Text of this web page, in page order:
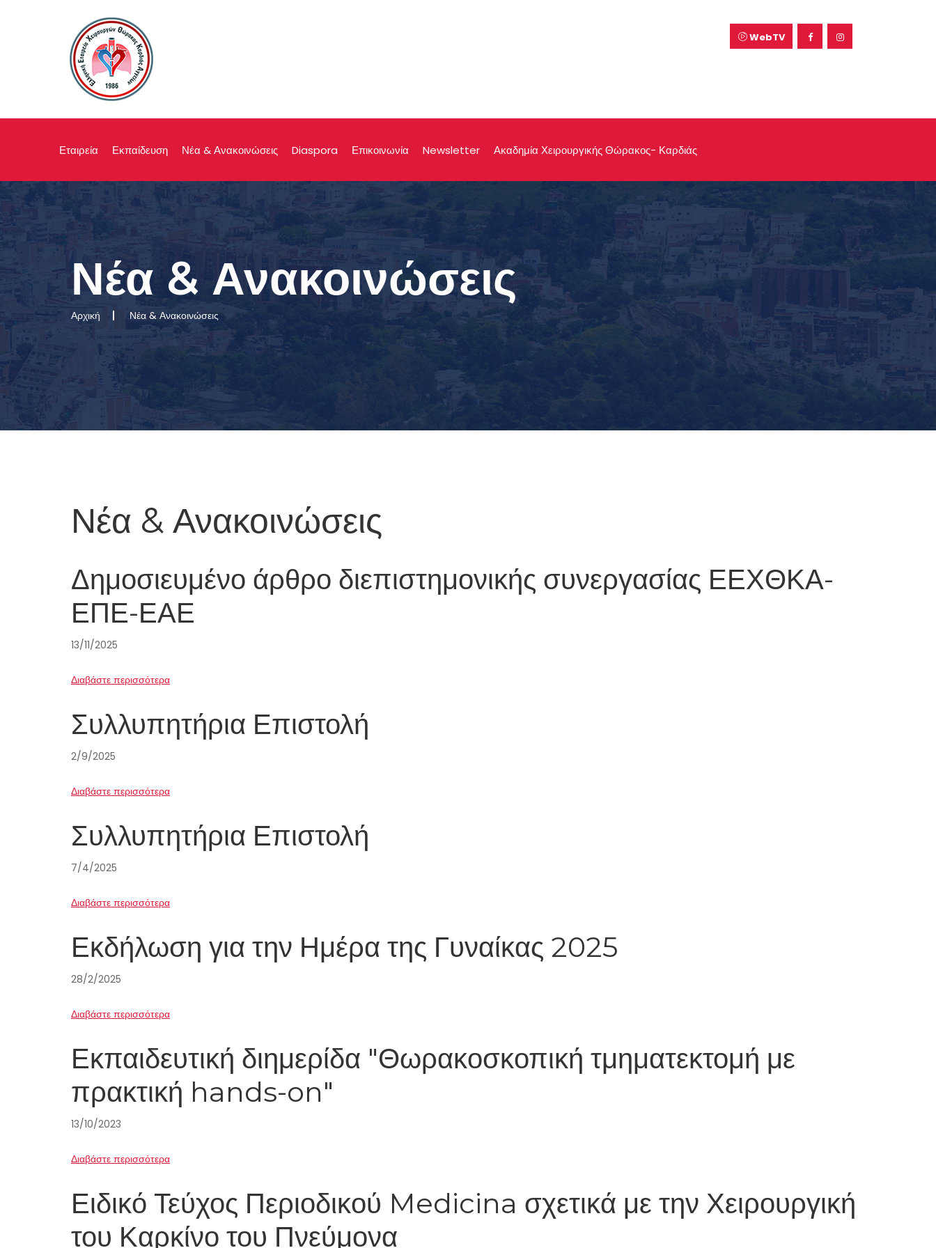
WebTV
Εταιρεία Εκπαίδευση Νέα & Ανακοινώσεις Diaspora Επικοινωνία Newsletter Ακαδημία Χειρουργικής Θώρακος- Καρδιάς
Νέα & Ανακοινώσεις
Αρχική Νέα & Ανακοινώσεις
Νέα & Ανακοινώσεις
Δημοσιευμένο άρθρο διεπιστημονικής συνεργασίας ΕΕΧΘΚΑ-
ΕΠΕ-ΕΑΕ
13/11/2025
Διαβάστε περισσότερα
Συλλυπητήρια Επιστολή
2/9/2025
Διαβάστε περισσότερα
Συλλυπητήρια Επιστολή
7/4/2025
Διαβάστε περισσότερα
Εκδήλωση για την Ημέρα της Γυναίκας 2025
28/2/2025
Διαβάστε περισσότερα
Εκπαιδευτική διημερίδα "Θωρακοσκοπική τμηματεκτομή με
πρακτική hands-on"
13/10/2023
Διαβάστε περισσότερα
Ειδικό Τεύχος Περιοδικού Medicina σχετικά με την Χειρουργική
του Καρκίνο του Πνεύμονα